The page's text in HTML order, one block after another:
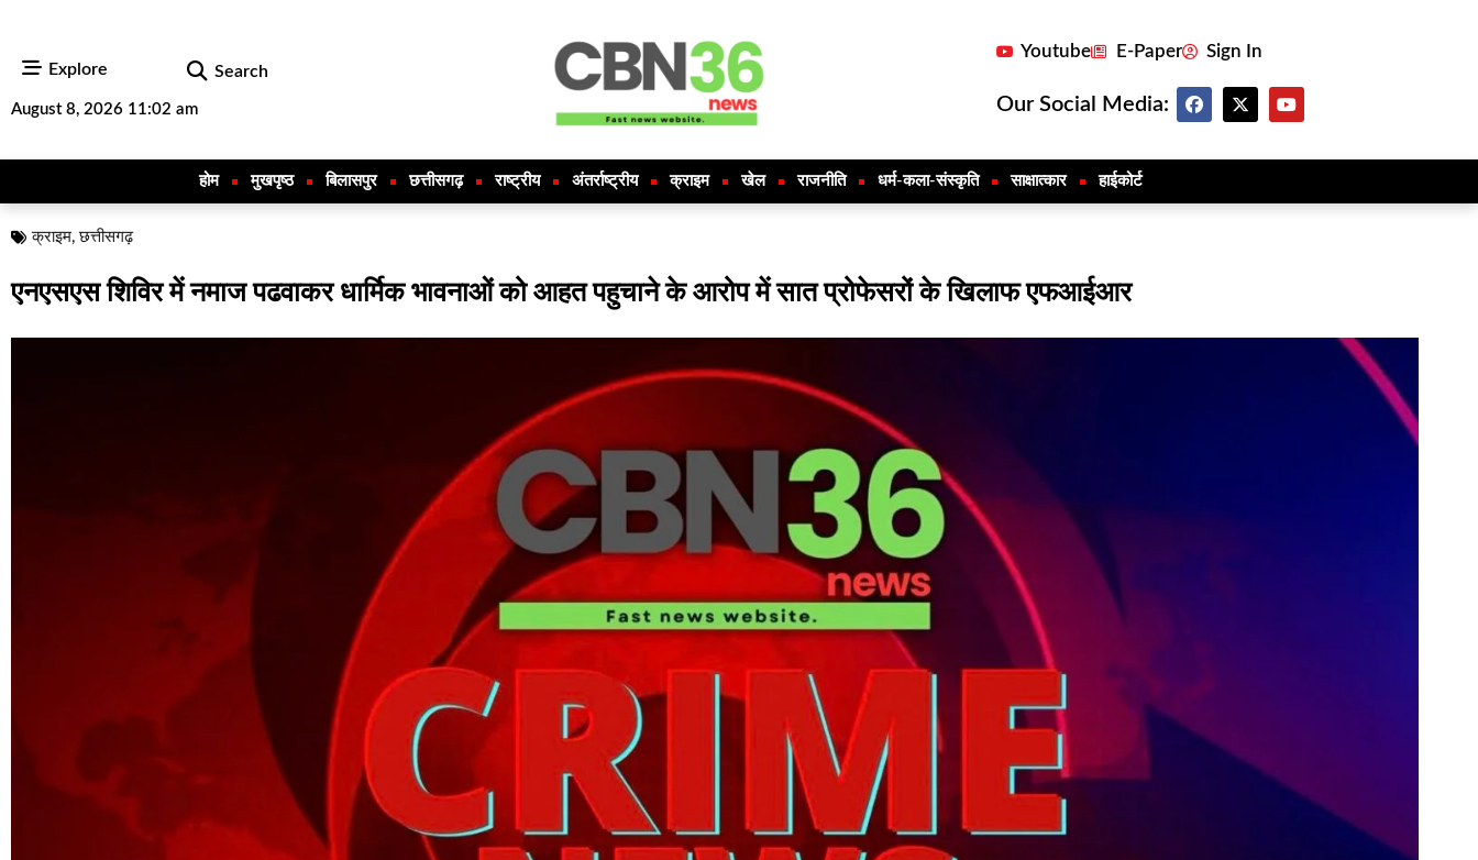
Explore Search
August 8, 2026 11:02 am
Youtube E-Paper Sign In
Our Social Media:
होम मुखपृष्ठ बिलासपुर छत्तीसगढ़ राष्ट्रीय अंतर्राष्ट्रीय क्राइम खेल राजनीति धर्म-कला-संस्कृति साक्षात्कार हाईकोर्ट
क्राइम,छत्तीसगढ़
एनएसएस शिविर में नमाज पढवाकर धार्मिक भावनाओं को आहत पहुचाने के आरोप में सात प्रोफेसरों के खिलाफ एफआईआर